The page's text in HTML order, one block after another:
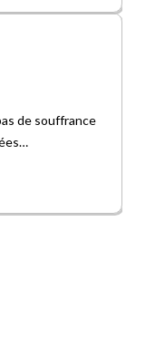
de souffrance